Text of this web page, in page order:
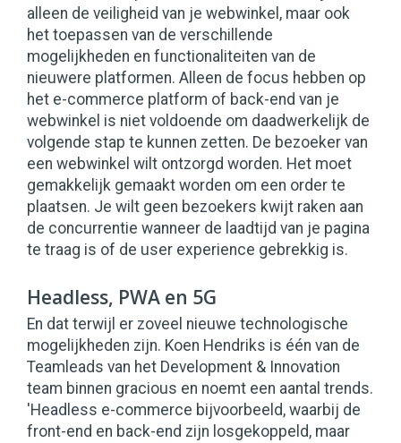
alleen de veiligheid van je webwinkel, maar ook
het toepassen van de verschillende
mogelijkheden en functionaliteiten van de
nieuwere platformen. Alleen de focus hebben op
het e-commerce platform of back-end van je
webwinkel is niet voldoende om daadwerkelijk de
volgende stap te kunnen zetten. De bezoeker van
een webwinkel wilt ontzorgd worden. Het moet
gemakkelijk gemaakt worden om een order te
plaatsen. Je wilt geen bezoekers kwijt raken aan
de concurrentie wanneer de laadtijd van je pagina
te traag is of de user experience gebrekkig is.
Headless, PWA en 5G
En dat terwijl er zoveel nieuwe technologische
mogelijkheden zijn. Koen Hendriks is één van de
Teamleads van het Development & Innovation
team binnen gracious en noemt een aantal trends.
'Headless e-commerce bijvoorbeeld, waarbij de
front-end en back-end zijn losgekoppeld, maar